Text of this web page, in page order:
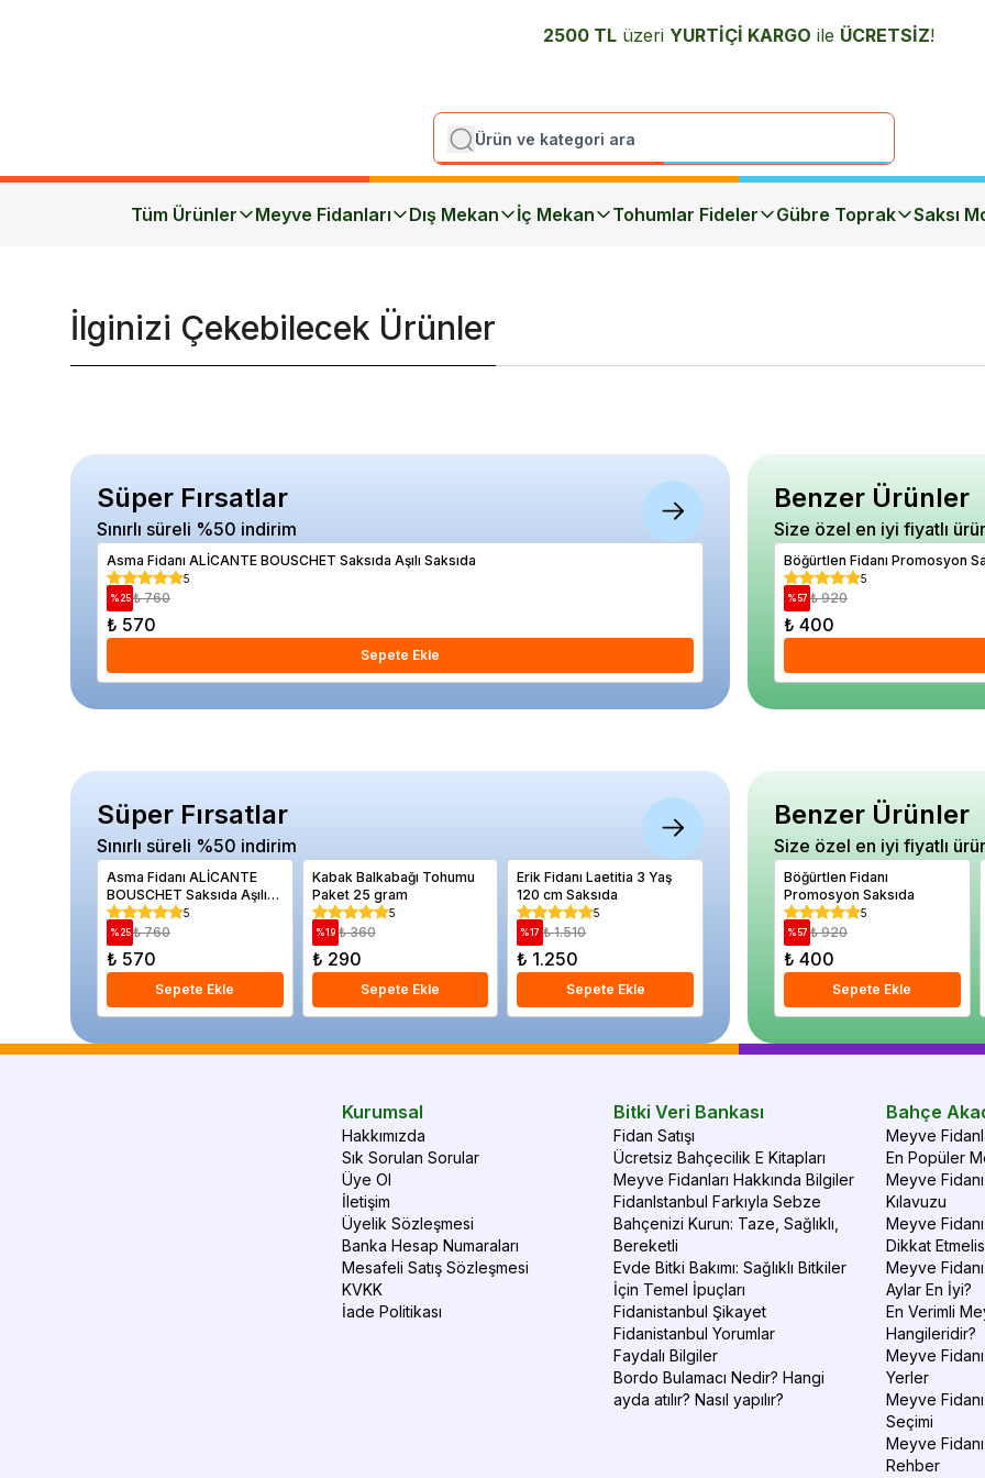
2500 TL üzeri YURTİÇİ KARGO ile ÜCRETSİZ!
Tüm Ürünler Meyve Fidanları Dış Mekan İç Mekan Tohumlar Fideler Gübre Toprak Saksı
İlginizi Çekebilecek Ürünler
Süper Fırsatlar
Sınırlı süreli %50 indirim
Asma Fidanı ALİCANTE BOUSCHET Saksıda Aşılı Saksıda
5
%25 ₺ 760
₺ 570
Sepete Ekle
Kabak Balkabağı Tohumu Paket 25 gram
5
Benzer Ürünler
Size özel en iyi fiyatlı
Böğürtlen Fidanı Promosyon
5
% 57 ₺ 920
₺ 400
Süper Fırsatlar
Sınırlı süreli %50 indirim
Asma Fidanı ALİCANTE
BOUSCHET Saksıda Aşılı
Saksıda
5
%25 ₺ 760
₺ 570
Sepete Ekle
Kabak Balkabağı Tohumu
Paket 25 gram
5
%19 ₺ 360
₺ 290
Sepete Ekle
Erik Fidanı Laetitia 3 Yaş
120 cm Saksıda
5
%17 ₺ 1.510
₺ 1.250
Sepete Ekle
Elma Fidanı 3 4 Yaş
5
₺ 2.510
Sepete Ekle
Acem
Benzer Ürünler
Size özel en iyi fiyatlı
Böğürtlen Fidanı
Promosyon Saksıda
5
% 57 ₺ 920
₺ 400
Sepete Ekle
Kurumsal
Hakkımızda
Sık Sorulan Sorular
Üye Ol
İletişim
Üyelik Sözleşmesi
Banka Hesap Numaraları
Mesafeli Satış Sözleşmesi
KVKK
İade Politikası
Bitki Veri Bankası
Fidan Satışı
Ücretsiz Bahçecilik E Kitapları
Meyve Fidanları Hakkında Bilgiler
FidanIstanbul Farkıyla Sebze
Bahçenizi Kurun: Taze, Sağlıklı,
Bereketli
Evde Bitki Bakımı: Sağlıklı Bitkiler
İçin Temel İpuçları
Fidanistanbul Şikayet
Fidanistanbul Yorumlar
Faydalı Bilgiler
Bordo Bulamacı Nedir? Hangi
ayda atılır? Nasıl yapılır?
Bahçe
Meyve
En Popüler
Meyve
Kılavuzu
Meyve
Dikkat
Meyve
Aylar En İyi?
En Verimli
Hangileridir?
Meyve
Yerler
Meyve
Seçimi
Meyve Fidanı
Rehber